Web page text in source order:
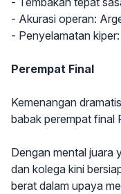
- Akurasi operan:
- Penyelamatan
Perempat Final
Kemenangan
babak perempat final
Dengan mental juara
dan kolega kini
berat dalam upaya